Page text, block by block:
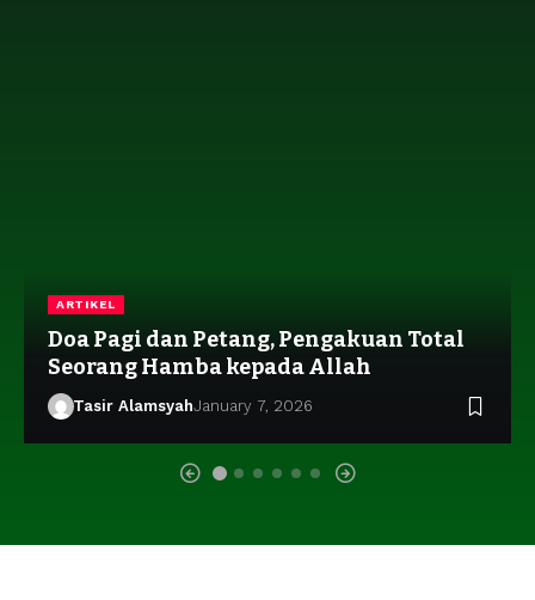
ARTIKEL
Doa Pagi dan Petang, Pengakuan Total
Seorang Hamba kepada Allah
Tasir AlamsyahJanuary 7, 2026